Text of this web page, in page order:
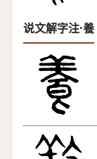
说文解字注·養